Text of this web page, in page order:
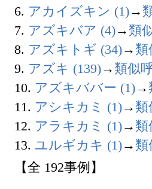
6. アカイズキン (1)→
7. アズキバア (4)→ 類
8. アズキトギ (34)→ 類
9. アズキ (139)→ 類似
10. アズキババー (1)→
11. アシキカミ (1)→ 類
12. アラキカミ (1)→ 類
13. ユルギカキ (1)→ 類
【全 192事例】